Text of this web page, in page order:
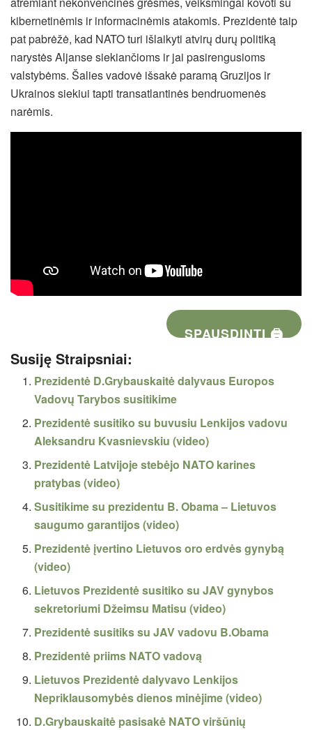
kibernetinėmis ir informacinėmis atakomis. Prezidentė taip
pat pabrėžė, kad NATO turi išlaikyti atvirų durų politiką
narystės Aljanse siekiančioms ir jai pasirengusioms
valstybėms. Šalies vadovė išsakė paramą Gruzijos ir
Ukrainos siekiui tapti transatlantinės bendruomenės
narėmis.
SPAUSDINTI 🖨
Susiję Straipsniai:
Prezidentė D.Grybauskaitė dalyvaus Europos
Vadovų Tarybos susitikime
Prezidentė susitiko su buvusiu Lenkijos vadovu
Aleksandru Kvasnievskiu (video)
Prezidentė Latvijoje stebėjo NATO karines
pratybas (video)
Susitikime su prezidentu B. Obama – Lietuvos
saugumo garantijos (video)
Prezidentė įvertino Lietuvos oro erdvės gynybą
(video)
Lietuvos Prezidentė susitiko su JAV gynybos
sekretoriumi Džeimsu Matisu (video)
Prezidentė susitiks su JAV vadovu B.Obama
Prezidentė priims NATO vadovą
Lietuvos Prezidentė dalyvavo Lenkijos
Nepriklausomybės dienos minėjime (video)
D.Grybauskaitė pasisakė NATO viršūnių